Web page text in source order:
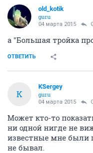
old_kotik
guru
04 марта 2015
а "Большая тройка
ОТВЕТИТЬ
K
KSergey
guru
04 марта 2015
Может кто-то
ни одной нигде не
известные мне были
не бывал.